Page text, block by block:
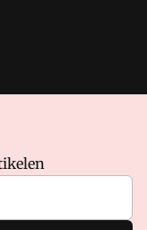
in
deze site zijn de
Voorwaarden